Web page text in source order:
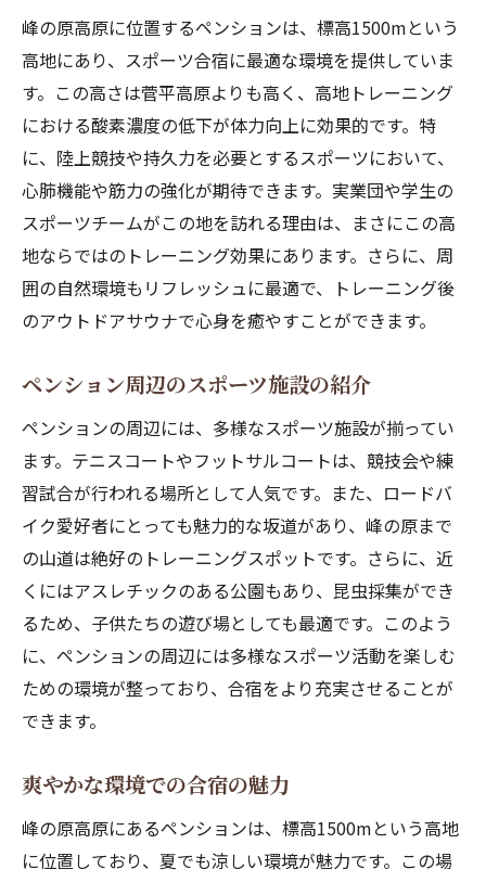
峰の原高原に位置するペンションは、標高1500mという
高地にあり、スポーツ合宿に最適な環境を提供していま
す。この高さは菅平高原よりも高く、高地トレーニング
における酸素濃度の低下が体力向上に効果的です。特
に、陸上競技や持久力を必要とするスポーツにおいて、
心肺機能や筋力の強化が期待できます。実業団や学生の
スポーツチームがこの地を訪れる理由は、まさにこの高
地ならではのトレーニング効果にあります。さらに、周
囲の自然環境もリフレッシュに最適で、トレーニング後
のアウトドアサウナで心身を癒やすことができます。
ペンション周辺のスポーツ施設の紹介
ペンションの周辺には、多様なスポーツ施設が揃ってい
ます。テニスコートやフットサルコートは、競技会や練
習試合が行われる場所として人気です。また、ロードバ
イク愛好者にとっても魅力的な坂道があり、峰の原まで
の山道は絶好のトレーニングスポットです。さらに、近
くにはアスレチックのある公園もあり、昆虫採集ができ
るため、子供たちの遊び場としても最適です。このよう
に、ペンションの周辺には多様なスポーツ活動を楽しむ
ための環境が整っており、合宿をより充実させることが
できます。
爽やかな環境での合宿の魅力
峰の原高原にあるペンションは、標高1500mという高地
に位置しており、夏でも涼しい環境が魅力です。この場